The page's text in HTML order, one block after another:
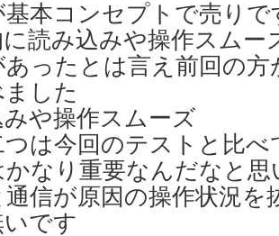
基本コンセプトで売りで
読み込みや操作スムー
ったとは言え前回の
ました
や操作スムーズ
つは今回のテストと比
かなり重要なんだなと思
信が原因の操作状況を
です